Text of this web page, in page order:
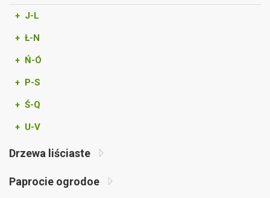
+ J-L
+ Ł-N
+ Ń-Ó
+ P-S
+ Ś-Q
+ U-V
Drzewa liściaste
Paprocie ogrodoe